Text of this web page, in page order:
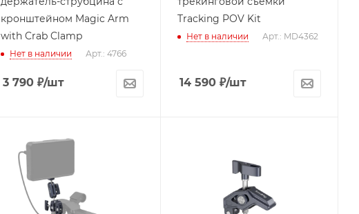
кронштейном Magic Arm
with Crab Clamp
Нет в наличии Арт.: 4766
3 790₽/шт
Tracking POV Kit
Нет в наличии Арт.: MD4362
14 590 ₽/шт